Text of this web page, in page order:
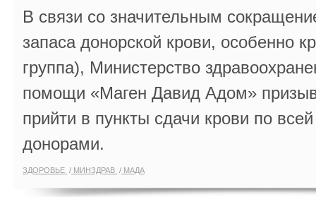
В связи со значительным
запаса донорской крови, особенно
группа), Министерство
помощи «Маген Давид Адом»
прийти в пункты сдачи крови по
донорами.
ЗДОРОВЬЕ МИНЗДРАВ МАДА